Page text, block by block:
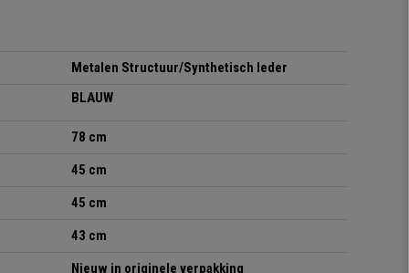
Metalen Structuur/Synthetisch leder
BLAUW
78 cm
45 cm
45 cm
43 cm
Nieuw in originele verpakking